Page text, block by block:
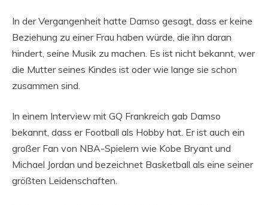
In der Vergangenheit hatte Damso gesagt, dass er keine
Beziehung zu einer Frau haben würde, die ihn daran
hindert, seine Musik zu machen. Es ist nicht bekannt, wer
die Mutter seines Kindes ist oder wie lange sie schon
zusammen sind.
In einem Interview mit GQ Frankreich gab Damso
bekannt, dass er Football als Hobby hat. Er ist auch ein
großer Fan von NBA-Spielern wie Kobe Bryant und
Michael Jordan und bezeichnet Basketball als eine seiner
größten Leidenschaften.